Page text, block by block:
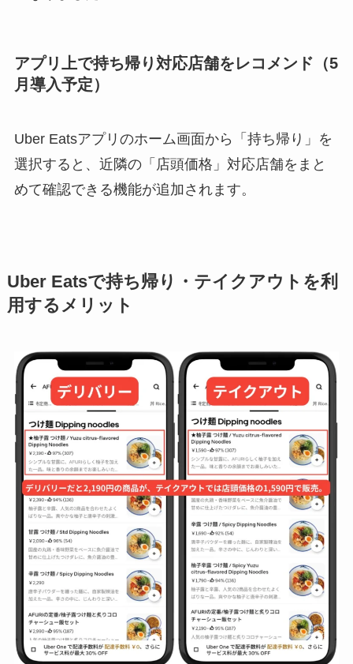
アプリ上で持ち帰り対応店舗をレコメンド（5
月導入予定）
Uber Eatsアプリのホーム画面から「持ち帰り」を
選択すると、近隣の「店頭価格」対応店舗をまと
めて確認できる機能が追加されます。
Uber Eatsで持ち帰り・テイクアウトを利
用するメリット